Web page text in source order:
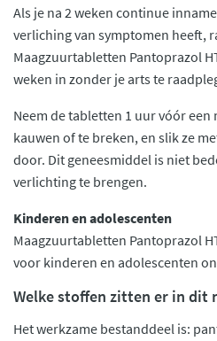
Als je na 2 weken continue
verliching van symptomen heeft,
Maagzuurtabletten Pantoprazol
weken in zonder je arts te
Neem de tabletten 1 uur vóór
kauwen of te breken, en slik ze
door. Dit geneesmiddel is niet
verlichting te brengen.
Kinderen en adolescenten
Maagzuurtabletten Pantoprazol
voor kinderen en adolescenten
Welke stoffen zitten er in dit
Het werkzame bestanddeel is: